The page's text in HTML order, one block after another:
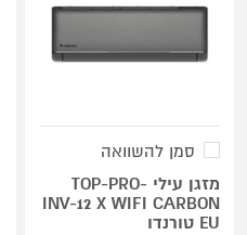
סמן להשוואה
מזגן עילי TOP-PRO-
INV-12 X WIFI CARBON
EU טורנדו